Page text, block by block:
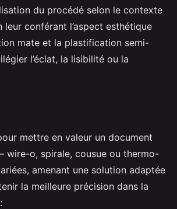
du procédé selon le contexte
conférant l’aspect esthétique
mate et la plastification semi-
l’éclat, la lisibilité ou la
mettre en valeur un document
wire-o, spirale, cousue ou thermo-
amenant une solution adaptée
la meilleure précision dans la